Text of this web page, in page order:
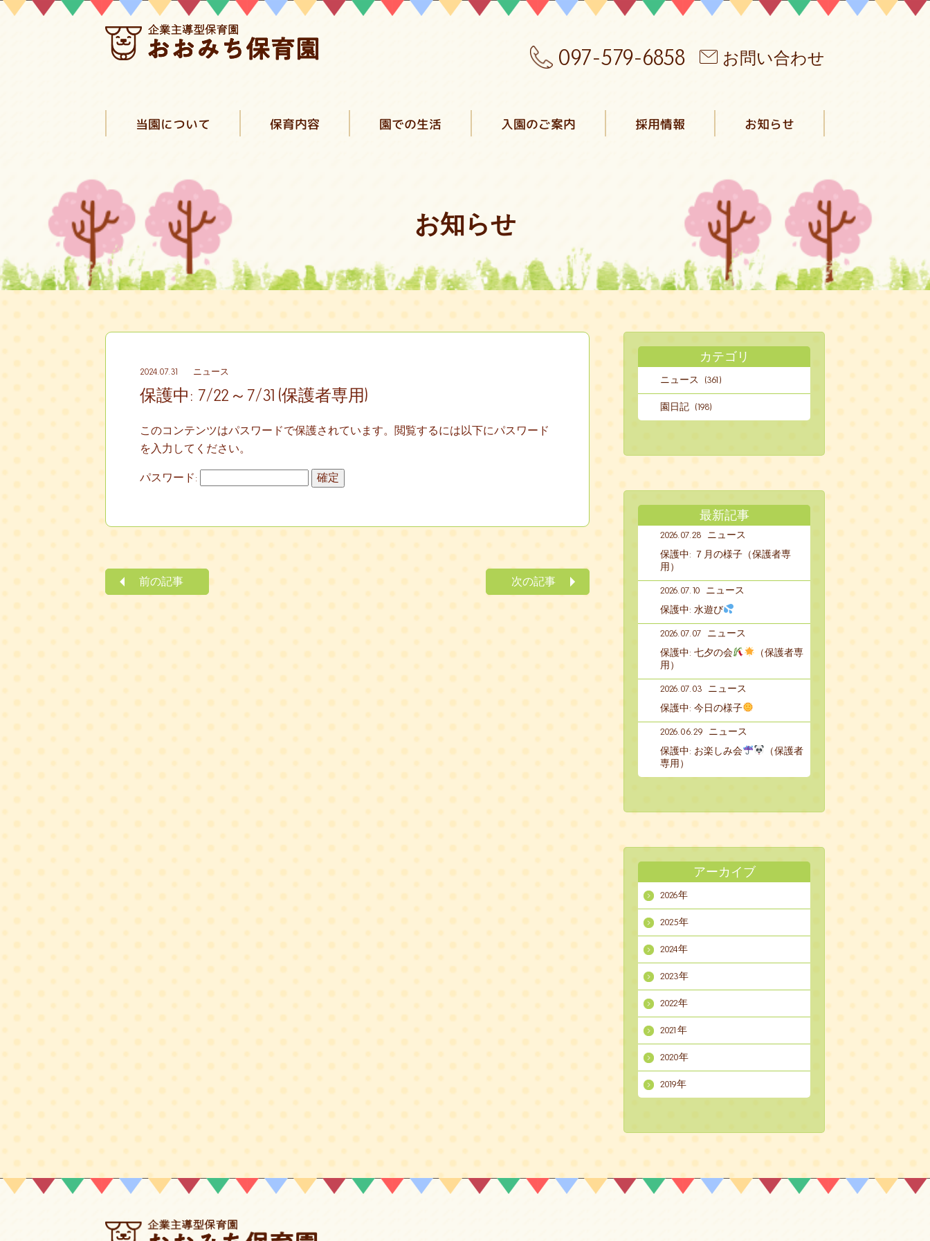
097-579-6858 お問い合わせ
当園について 保育内容 園での生活 入園のご案内 採用情報 お知らせ
お知らせ
2024.07.31 ニュース
保護中: 7/22～7/31(保護者専用)
このコンテンツはパスワードで保護されています。閲覧するには以下にパスワード
を入力してください。
パスワード:
前の記事 次の記事
カテゴリ
ニュース (361)
園日記 (198)
最新記事
2026.07.28
ニュース
保護中: ７月の様子（保護者専
用）
2026.07.10
ニュース
保護中: 水遊び
2026.07.07
ニュース
保護中: 七夕の会
（保護者専
用）
2026.07.03
ニュース
保護中: 今日の様子
2026.06.29
ニュース
保護中: お楽しみ会
（保護者
専用）
アーカイブ
2026年
2025年
2024年
2023年
2022年
2021年
2020年
2019年